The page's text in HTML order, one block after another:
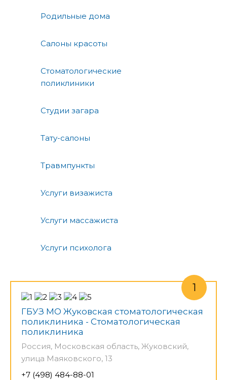
Родильные дома
Салоны красоты
Стоматологические
поликлиники
Студии загара
Тату-салоны
Травмпункты
Услуги визажиста
Услуги массажиста
Услуги психолога
ГБУЗ МО Жуковская стоматологическая
поликлиника - Стоматологическая
поликлиника
Россия, Московская область, Жуковский,
улица Маяковского, 13
+7 (498) 484-88-01